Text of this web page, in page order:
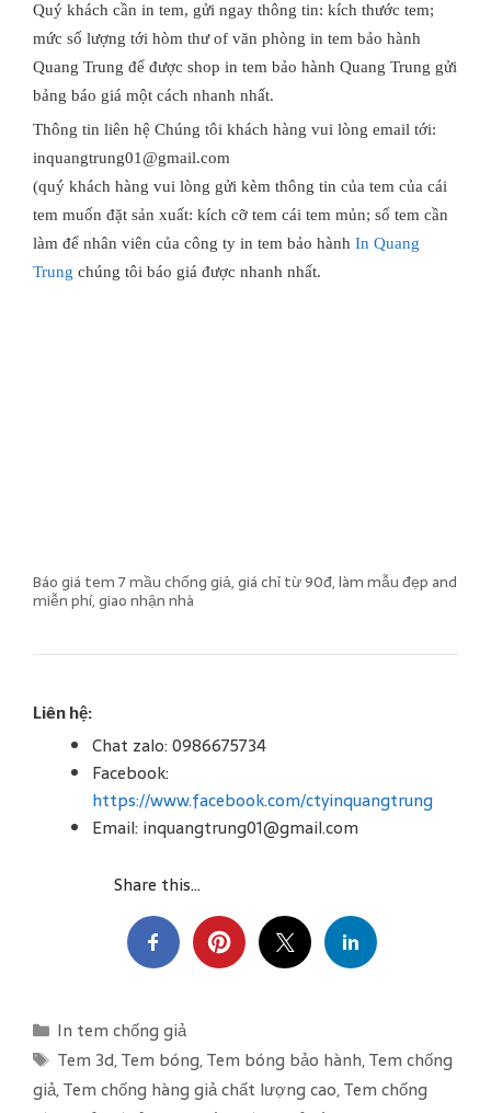
Quý khách cần in tem, gửi ngay thông tin: kích thước tem;
mức số lượng tới hòm thư of văn phòng in tem bảo hành
Quang Trung để được shop in tem bảo hành Quang Trung gửi
bảng báo giá một cách nhanh nhất.
Thông tin liên hệ Chúng tôi khách hàng vui lòng email tới:
inquangtrung01@gmail.com
(quý khách hàng vui lòng gửi kèm thông tin của tem của cái
tem muốn đặt sản xuất: kích cỡ tem cái tem mủn; số tem cần
làm để nhân viên của công ty in tem bảo hành In Quang
Trung chúng tôi báo giá được nhanh nhất.
Báo giá tem 7 mầu chống giả, giá chỉ từ 90đ, làm mẫu đẹp and
miễn phí, giao nhận nhà
Liên hệ:
Chat zalo: 0986675734
Facebook:
https://www.facebook.com/ctyinquangtrung
Email: inquangtrung01@gmail.com
Share this...
C
a
In tem chống giả
T
a
Tem 3d,Tem bóng,Tem bóng bảo hành,Tem chống
giả,Tem chống hàng giả chất lượng cao,Tem chống